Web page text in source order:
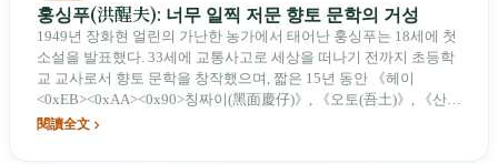
훙싱푸(洪醒夫): 너무 일찍 저문 향토 문학의 거성
1949년 장화현 얼린의 가난한 농가에서 태어난 훙싱푸는 18세에 첫
소설을 발표했다. 33세에 교통사고로 세상을 떠나기 전까지 초등학
교 교사로서 향토 문학을 창작했으며, 짧은 15년 동안 《헤이
<0xEB><0xAA><0x90>칭짜이(黑面慶仔)》, 《오토(吾土)》, 《산시
(散戲)》 등 고전을 남겼다. 그는 대만 농촌이 농업에서 공상업으로
閱讀全文